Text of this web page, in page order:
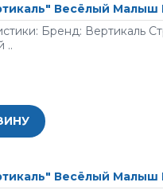
Весёлый Малыш
Бренд: Вертикаль
..
Весёлый Малыш